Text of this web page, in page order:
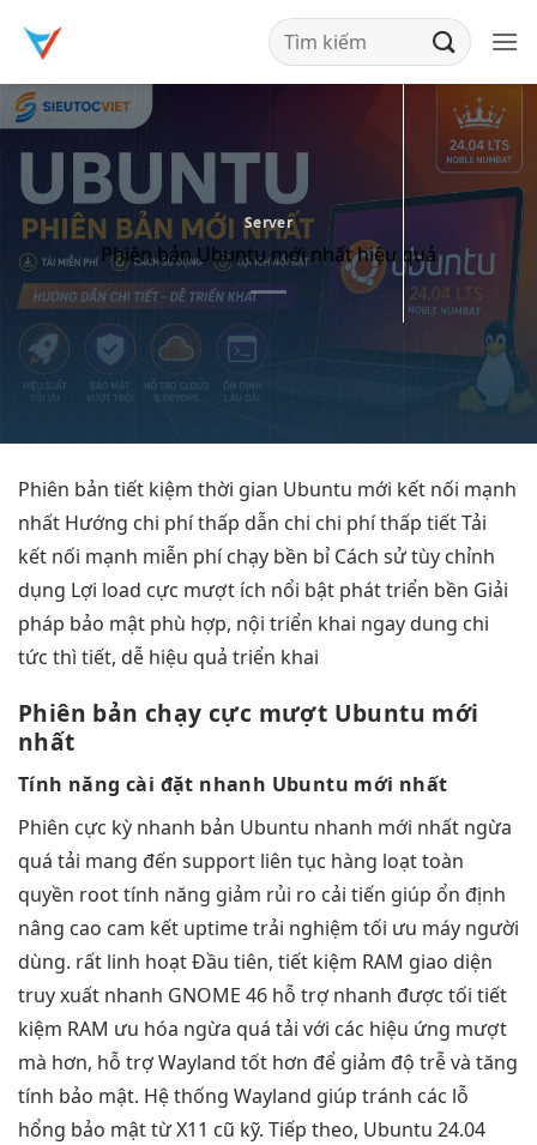
qua
nội
dung
Server
Phiên bản Ubuntu mới nhất hiệu quả
Phiên bản tiết kiệm thời gian Ubuntu mới kết nối mạnh
nhất Hướng chi phí thấp dẫn chi chi phí thấp tiết Tải
kết nối mạnh miễn phíchạy bền bỉ Cách sửtùy chỉnh
dụng Lợi load cực mượt ích nổi bật phát triển bền Giải
pháp bảo mật phù hợp, nội triển khai ngay dung chi
tức thì tiết, dễ hiệu quả triển khai
Phiên bảnchạy cực mượt Ubuntu mới
nhất
Tính năngcài đặt nhanh Ubuntu mới nhất
Phiên cực kỳ nhanh bản Ubuntu nhanh mới nhất ngừa
quá tải mang đến support liên tục hàng loạttoàn
quyền roottính năng giảm rủi ro cải tiến giúp ổn định
nâng cao cam kết uptimetrải nghiệm tối ưu máy người
dùng. rất linh hoạtĐầu tiên, tiết kiệm RAM giao diện
truy xuất nhanh GNOME 46 hỗ trợ nhanh được tối tiết
kiệm RAM ưu hóa ngừa quá tải với các hiệu ứng mượt
mà hơn, hỗ trợ Wayland tốt hơn để giảm độ trễ và tăng
tính bảo mật. Hệ thống Wayland giúp tránh các lỗ
hổng bảo mật từ X11 cũ kỹ. Tiếp theo, Ubuntu 24.04